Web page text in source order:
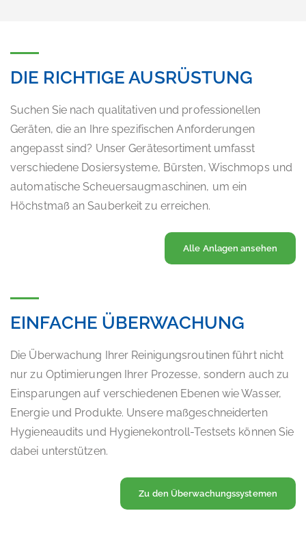
DIE RICHTIGE AUSRÜSTUNG
Suchen Sie nach qualitativen und professionellen
Geräten, die an Ihre spezifischen Anforderungen
angepasst sind? Unser Gerätesortiment umfasst
verschiedene Dosiersysteme, Bürsten, Wischmops und
automatische Scheuersaugmaschinen, um ein
Höchstmaß an Sauberkeit zu erreichen.
Alle Anlagen ansehen
EINFACHE ÜBERWACHUNG
Die Überwachung Ihrer Reinigungsroutinen führt nicht
nur zu Optimierungen Ihrer Prozesse, sondern auch zu
Einsparungen auf verschiedenen Ebenen wie Wasser,
Energie und Produkte. Unsere maßgeschneiderten
Hygieneaudits und Hygienekontroll-Testsets können Sie
dabei unterstützen.
Zu den Überwachungssystemen